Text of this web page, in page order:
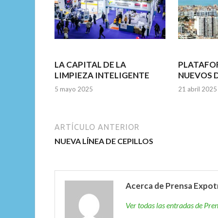
LA CAPITAL DE LA
LIMPIEZA INTELIGENTE
5 mayo 2025
NUEVOS
21 abril 2025
ARTÍCULO ANTERIOR
NUEVA LÍNEA DE CEPILLOS
Acerca de Prensa
Ver todas las entradas de